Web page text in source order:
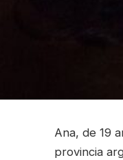
Ana, de 19
provincia